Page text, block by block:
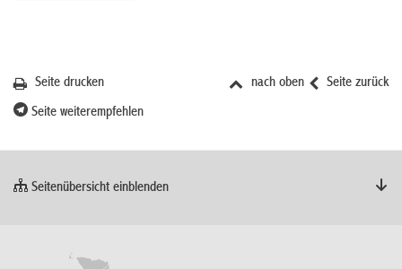
Seite zurück
nach oben
Seite drucken
Seite weiterempfehlen
Seitenübersicht einblenden